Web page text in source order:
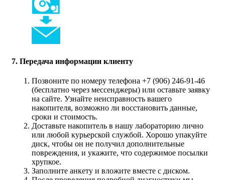
7. Передача информации клиенту
Позвоните по номеру телефона +7 (906) 246-91-46
(бесплатно через мессенджеры) или оставьте заявку
на сайте. Узнайте неисправность вашего
накопителя, возможно ли восстановить данные,
сроки и стоимость.
Доставьте накопитель в нашу лабораторию лично
или любой курьерской службой. Хорошо упакуйте
диск, чтобы он не получил дополнительные
повреждения, и укажите, что содержимое посылки
хрупкое.
Заполните анкету и вложите вместе с диском.